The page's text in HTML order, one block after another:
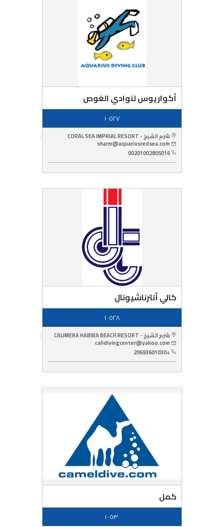
أكواريوس لنوادي الغوص
١٠٠٥٢٧
شرم الشيخ - CORAL SEA IMPRIAL RESORT
sharm@aquariusredsea.com
00201002805016
كالي أنترناشيونال
١٠٠٥٢٨
شرم الشيخ - CALIMERA HABIBA BEACH RESORT
calidivingcenter@yahoo.com
+20693601030
كمل
١٠٠٥٣٠